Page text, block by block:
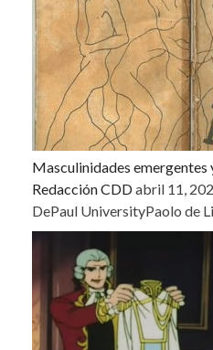
Masculinidades emergentes
Redacción CDDabril 11,
DePaul UniversityPaolo de